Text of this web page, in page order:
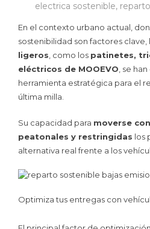
electrica sostenible,
En el contexto urbano actual,
sostenibilidad son factores clave,
ligeros , como los patinetes,
eléctricos de MOOEVO , se
herramienta estratégica para el
última milla.
Su capacidad para moverse
peatonales y restringidas los
alternativa real frente a los
Optimiza tus entregas con